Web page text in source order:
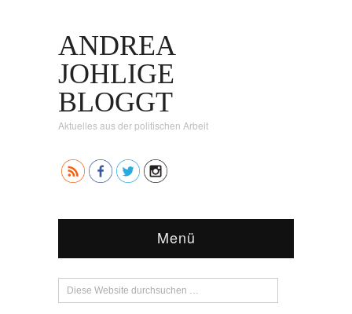
ANDREA
JOHLIGE
BLOGGT
Aktuelles aus der politischen Arbeit
Menü